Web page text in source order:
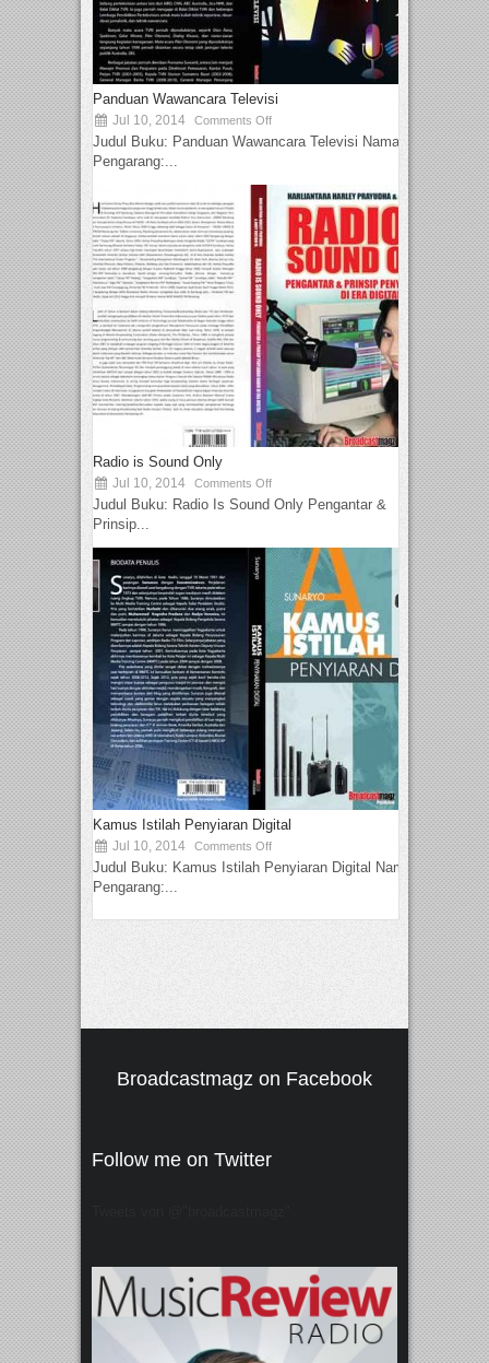
Panduan Wawancara Televisi
Jul 10, 2014 Comments Off
Judul Buku: Panduan Wawancara Televisi Nama
Pengarang:...
Radio is Sound Only
Jul 10, 2014 Comments Off
Judul Buku: Radio Is Sound Only Pengantar &
Prinsip...
Kamus Istilah Penyiaran Digital
Jul 10, 2014 Comments Off
Judul Buku: Kamus Istilah Penyiaran Digital Nama
Pengarang:...
Broadcastmagz on Facebook
Follow me on Twitter